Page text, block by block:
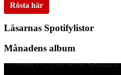
Rösta här
Läsarnas Spotifylistor
Månadens album